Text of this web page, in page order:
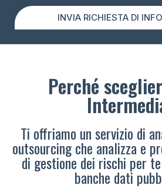
INVIA RICHIESTA DI
Perché
Ti offriamo un servizio di
outsourcing che analizza e
di gestione dei rischi per
banche dati